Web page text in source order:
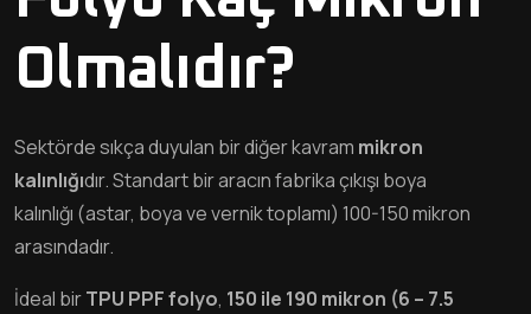
Olmalıdır?
Sektörde sıkça duyulan bir diğer kavram mikron
kalınlığıdır. Standart bir aracın fabrika çıkışı boya
kalınlığı (astar, boya ve vernik toplamı) 100-150 mikron
arasındadır.
İdeal birTPU PPF folyo, 150 ile 190 mikron (6 – 7.5